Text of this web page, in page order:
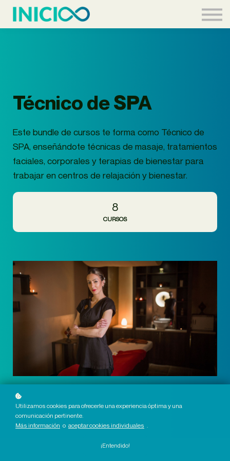
Técnico de SPA
Este bundle de cursos te forma como Técnico de
SPA, enseñándote técnicas de masaje, tratamientos
faciales, corporales y terapias de bienestar para
trabajar en centros de relajación y bienestar.
8
CURSOS
Utilizamos cookies para ofrecerle una experiencia óptima y una
comunicación pertinente.
Más información o aceptar cookies individuales .
¡Entendido!